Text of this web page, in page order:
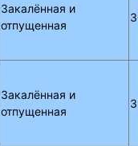
Закалённая и
отпущенная
Закалённая и
отпущенная